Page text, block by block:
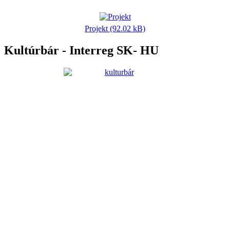
Projekt (92.02 kB)
Kultúrbár - Interreg SK- HU